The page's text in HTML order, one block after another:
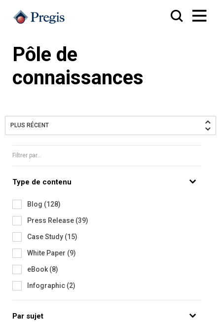
Pôle de
connaissances
PLUS RÉCENT
Filtrer par...
Type de contenu
Blog (128)
Press Release (39)
Case Study (15)
White Paper (9)
eBook(8)
Infographic (2)
Par sujet